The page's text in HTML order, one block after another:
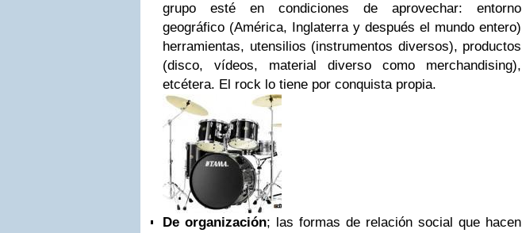
grupo esté en condiciones de aprovechar: entorno
geográfico (América, Inglaterra y después el mundo entero)
herramientas, utensilios (instrumentos diversos), productos
(disco, vídeos, material diverso como merchandising),
etcétera. El rock lo tiene por conquista propia.
De organización; las formas de relación social que hacen